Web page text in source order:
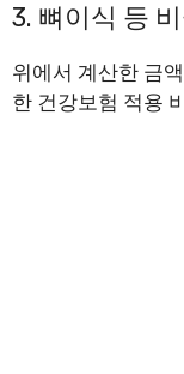
3. 뼈이식 등
위에서 계산한 금
한 건강보험 적용